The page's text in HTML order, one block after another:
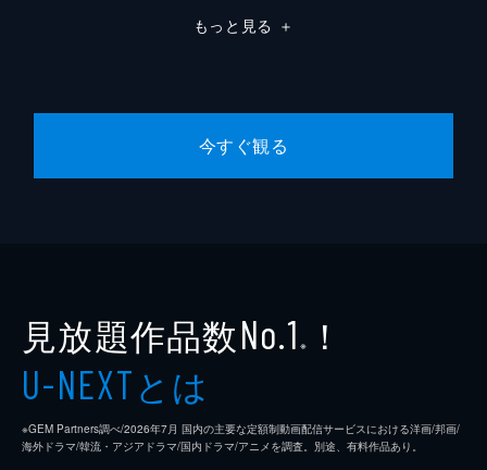
もっと見る ＋
今すぐ観る
見放題作品数No.1 ※ ！
U-NEXTとは
※GEM Partners調べ/2026年7⽉ 国内の主要な定額制動画配信サービスにおける洋画/邦画/
海外ドラマ/韓流・アジアドラマ/国内ドラマ/アニメを調査。別途、有料作品あり。